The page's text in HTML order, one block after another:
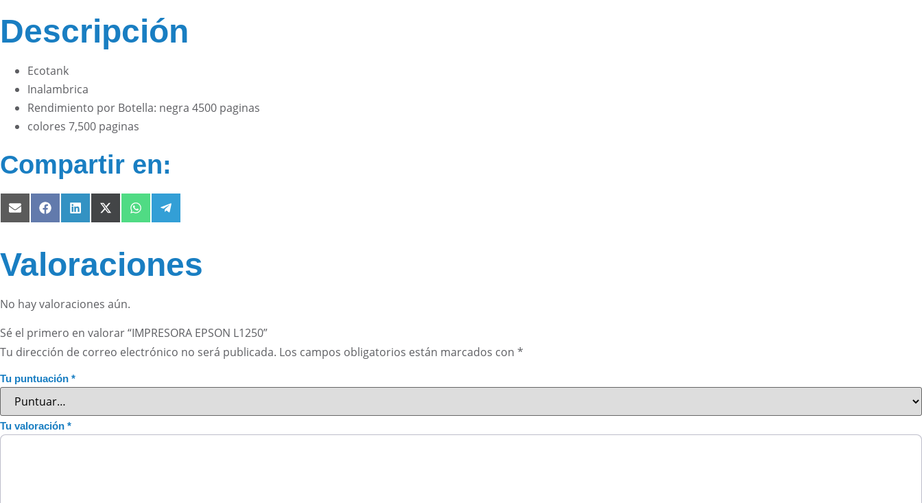
Descripción
Ecotank
Inalambrica
Rendimiento por Botella: negra 4500 paginas
colores 7,500 paginas
Compartir en:
Valoraciones
No hay valoraciones aún.
Sé el primero en valorar “IMPRESORA EPSON L1250”
Tu dirección de correo electrónico no será publicada. Los campos obligatorios están marcados con *
Tu puntuación *
Tu valoración *